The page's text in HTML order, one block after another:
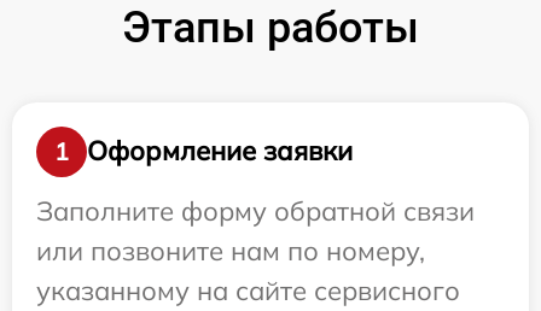
Этапы работы
1
Оформление заявки
Заполните форму обратной связи
или позвоните нам по номеру,
указанному на сайте сервисного